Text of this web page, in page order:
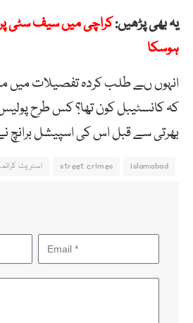
یہ بھی پڑھیں:کراچی میں سیف سٹی
ہوسکا
انہوں ںے طلب کردہ تفصیلات میں
کہ کانسٹیبل کون تھا؟ کس طرح پولیس
بھرتی سے قبل اس کی اسپیشل برانچ
islamabad
street crimes اسٹریٹ